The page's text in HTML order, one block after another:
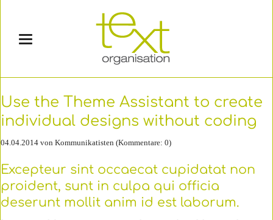
Use the Theme Assistant to create
individual designs without coding
04.04.2014 von Kommunikatisten (Kommentare: 0)
Excepteur sint occaecat cupidatat non
proident, sunt in culpa qui officia
deserunt mollit anim id est laborum.